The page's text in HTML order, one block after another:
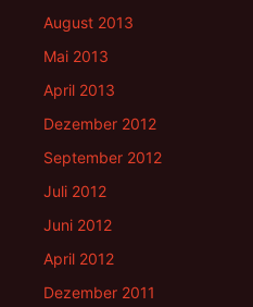
August 2013
Mai 2013
April 2013
Dezember 2012
September 2012
Juli 2012
Juni 2012
April 2012
Dezember 2011